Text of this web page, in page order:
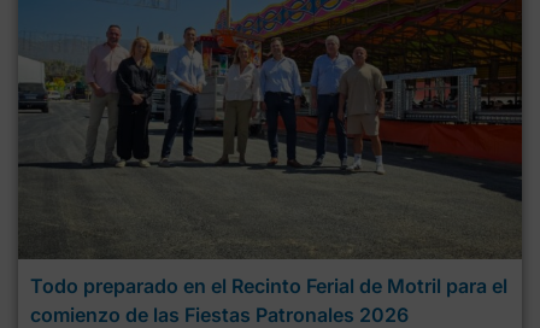
Todo preparado en el Recinto Ferial de Motril para el
comienzo de las Fiestas Patronales 2026